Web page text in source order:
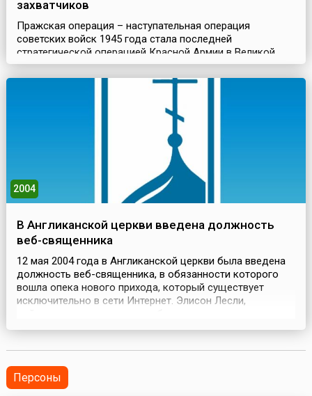
захватчиков
Пражская операция – наступательная операция
советских войск 1945 года стала последней
стратегической операцией Красной Армии в Великой
Отечественной войне. В ходе операции был освобождён
город Прага. Она проходила в период с 6 по 12 мая 1945
под руководством Маршала Советского Союза И.С.
Конева.Вообще борьба за освобождение Чехословакии
2004
В Англиканской церкви введена должность
веб-священника
12 мая 2004 года в Англиканской церкви была введена
должность веб-священника, в обязанности которого
вошла опека нового прихода, который существует
исключительно в сети Интернет. Элисон Лесли,
интернет-церковь, общину верующих со всего мира.
полное признание Англиканской церкви. Несмотря на то,
что при...
Персоны